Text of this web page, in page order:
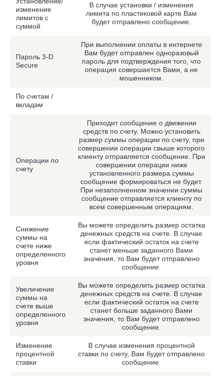
изменение
лимитов с
суммой
В случае установки / изменения
лимита по пластиковой карте Вам
будет отправлено сообщение.
Пароль 3-D
Secure
При выполнении оплаты в интернете
Вам будет отправлен одноразовый
пароль для подтверждения того, что
операция совершается Вами, а не
мошенником.
По счетам /
вкладам
Операции по
счету
Приходит сообщение о движении
средств по счету. Можно установить
размер суммы операции по счету, при
совершении операции свыше которого
клиенту отправляется сообщение. При
совершении операции ниже
установленного размера суммы
сообщение формироваться не будет.
При незаполненном значении суммы
сообщение отправляется клиенту по
всем совершенным операциям.
Снижение
суммы на
счете ниже
определенного
уровня
Вы можете определить размер остатка
денежных средств на счете. В случае
если фактический остаток на счете
станет меньше заданного Вами
значения, то Вам будет отправлено
сообщение.
Увеличение
суммы на
счете выше
определенного
уровня
Вы можете определить размер остатка
денежных средств на счете. В случае
если фактический остаток на счете
станет больше заданного Вами
значения, то Вам будет отправлено
сообщение.
Изменение
процентной
ставки
В случае изменения процентной
ставки по счету, Вам будет отправлено
сообщение.